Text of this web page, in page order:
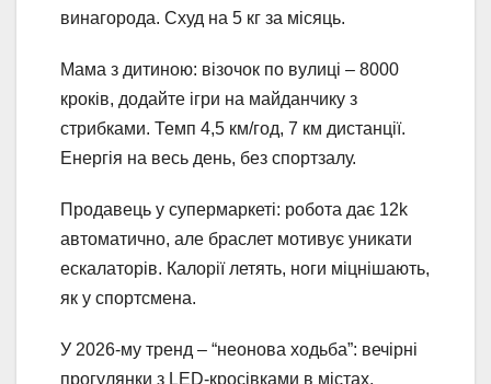
винагорода. Схуд на 5 кг за місяць.
Мама з дитиною: візочок по вулиці – 8000
кроків, додайте ігри на майданчику з
стрибками. Темп 4,5 км/год, 7 км дистанції.
Енергія на весь день, без спортзалу.
Продавець у супермаркеті: робота дає 12k
автоматично, але браслет мотивує уникати
ескалаторів. Калорії летять, ноги міцнішають,
як у спортсмена.
У 2026-му тренд – “неонова ходьба”: вечірні
прогулянки з LED-кросівками в містах.